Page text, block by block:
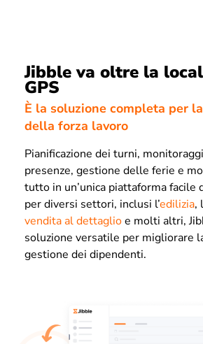
Jibble va oltre la
GPS
È la soluzione completa per
della forza lavoro
Pianificazione dei turni,
presenze, gestione delle ferie e
tutto in un’unica piattaforma facile
per diversi settori, inclusi l’edilizia,
vendita al dettaglioe molti altri,
soluzione versatile per migliorare
gestione dei dipendenti.